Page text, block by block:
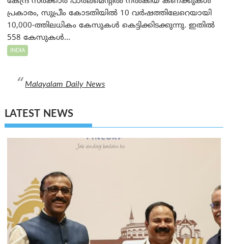
പ്രകാരം, സുപ്രീം കോടതിയിൽ 10 വർഷത്തിലേറെയായി
10,000-ത്തിലധികം കേസുകൾ കെട്ടിക്കിടക്കുന്നു. ഇതിൽ
558 കേസുകൾ...
INDIA
Malayalam Daily News
LATEST NEWS